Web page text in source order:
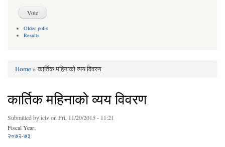
Older polls
Results
Home» कार्तिक महिनाको व्यय विवरण
कार्तिक महिनाको व्यय विवरण
Submitted byictvon Fri, 11/20/2015 - 11:21
Fiscal Year:
२०७२-७३